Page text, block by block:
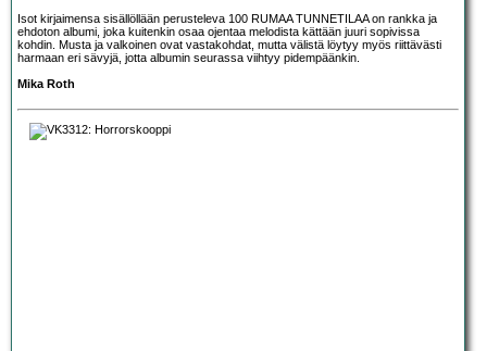
Isot kirjaimensa sisällöllään perusteleva 100 RUMAA TUNNETILAA on rankka ja
ehdoton albumi, joka kuitenkin osaa ojentaa melodista kättään juuri sopivissa
kohdin. Musta ja valkoinen ovat vastakohdat, mutta välistä löytyy myös riittävästi
harmaan eri sävyjä, jotta albumin seurassa viihtyy pidempäänkin.
Mika Roth